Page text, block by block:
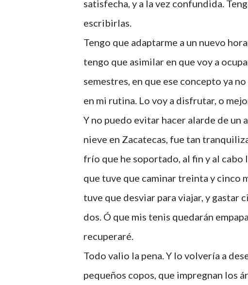
satisfecha, y a la vez confundida.
escribirlas.
Tengo que adaptarme a un nuevo
tengo que asimilar en que voy a
semestres, en que ese concepto ya
en mi rutina. Lo voy a disfrutar, o
Y no puedo evitar hacer alarde de
nieve en Zacatecas, fue tan
frío que he soportado, al fin y al
que tuve que caminar treinta y cinco
tuve que desviar para viajar, y gastar
dos. Ó que mis tenis quedarán
recuperaré.
Todo valio la pena. Y lo volvería a
pequeños copos, que impregnan los